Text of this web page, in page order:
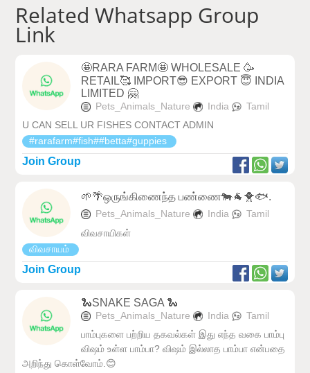
Related Whatsapp Group
Link
🤩RARA FARM🤩 WHOLESALE 🥳
RETAIL🥰 IMPORT😎 EXPORT 😇 INDIA
LIMITED 🤗
Pets_Animals_Nature India
Tamil
U CAN SELL UR FISHES CONTACT ADMIN
#rarafarm#fish##betta#guppies
Join Group
🌱🌴ஒருங்கிணைந்த பண்ணை🐄🐐🐥🐟.
Pets_Animals_Nature India
Tamil
விவசாயிகள்
விவசாயம்
Join Group
🐍SNAKE SAGA 🐍
Pets_Animals_Nature India
Tamil
பாம்புகளை பற்றிய தகவல்கள் இது எந்த வகை பாம்பு
விஷம் உள்ள பாம்பா? விஷம் இல்லாத பாம்பா என்பதை
அறிந்து கொள்வோம்.😊